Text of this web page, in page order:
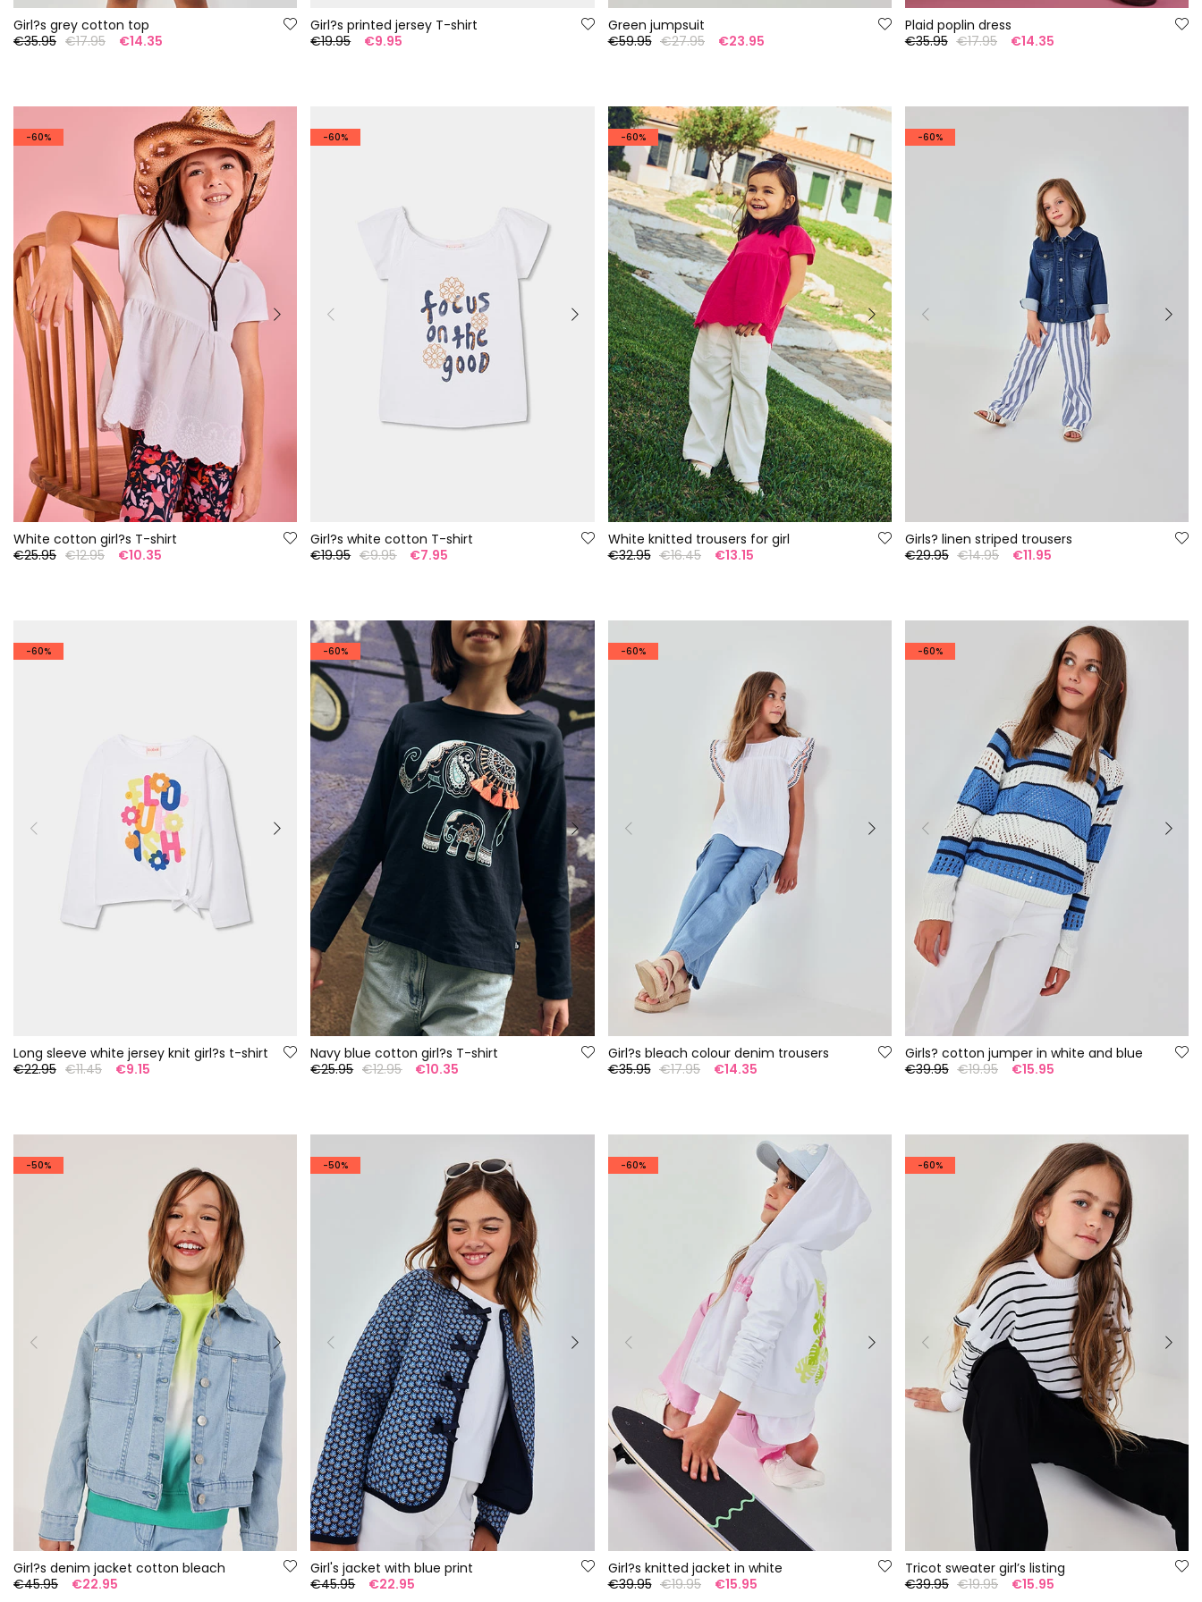
Girl?s grey cotton top
€35.95 €17.95 €14.35
Girl?s printed jersey T-shirt
€19.95
€9.95
Green jumpsuit
€59.95 €27.95 €23.95
Plaid poplin dress
€35.95 €17.95 €14.35
-60%
White cotton girl?s T-shirt
€25.95 €12.95 €10.35
-60%
Girl?s white cotton T-shirt
€19.95 €9.95 €7.95
-60%
White knitted trousers for girl
€32.95 €16.45 €13.15
-60%
Girls? linen striped trousers
€29.95 €14.95 €11.95
-60%
Long sleeve white jersey knit girl?s t-shirt
€22.95 €11.45 €9.15
-60%
Navy blue cotton girl?s T-shirt
€25.95 €12.95 €10.35
-60%
Girl?s bleach colour denim trousers
€35.95 €17.95 €14.35
-60%
Girls? cotton jumper in white and blue
€39.95 €19.95 €15.95
-50%
Girl?s denim jacket cotton bleach
€45.95
€22.95
-50%
Girl's jacket with blue print
€45.95
€22.95
-60%
Girl?s knitted jacket in white
€39.95 €19.95 €15.95
-60%
Tricot sweater girl’s listing
€39.95 €19.95 €15.95